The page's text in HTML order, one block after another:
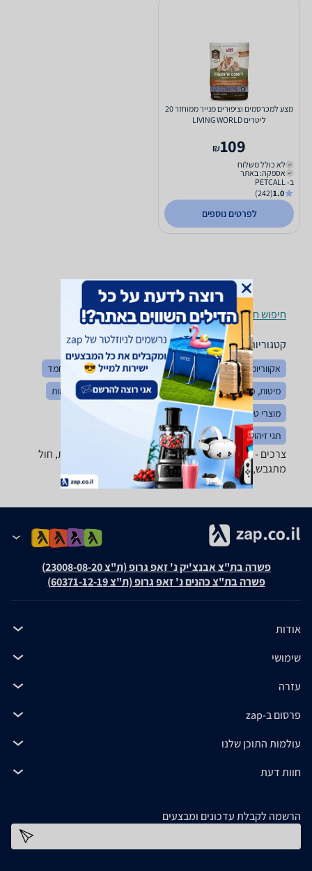
מצע למכרסמים וציפורים מנייר ממוחזר 20
ליטרים LIVING WORLD
109
₪
לא כולל משלוח
אספקה: באתר
ב- PETCALL
1.0
(242)
לפרטים נוספים
חיפוש חנויות צרכים לפי עיר
קטגוריות משלימות
אקווריומים ואביזרים מזון דגים וציפורים
חטיפים לחיות מחמד
מיטות, כלובים ומלונות
בגדים לחיות
רצועות, קולרים ורתמות
מוצרי טיפוח לחיות
מזון כלבים וחתולים
תגי זיהוי לחיות מחמד
צרכים - ‏מצע ‏PetCall מבחר גדול של ארגזי צרכים לחיות, חול
מתגבש, קריסטלים, כפות ניקוי, מוצרי נטרול ריח ועוד.
פשרה בת"צ אבנצ'יק נ' זאפ גרופ (ת"צ 23008-08-20)
פשרה בת"צ כהנים נ' זאפ גרופ (ת"צ 60371-12-19)
אודות
שימושי
עזרה
פרסום ב-zap
עולמות התוכן שלנו
חוות דעת
הרשמה לקבלת עדכונים ומבצעים